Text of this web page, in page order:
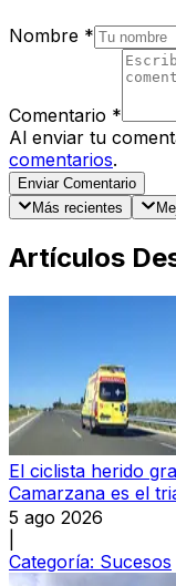
Nombre *
Comentario *
Al enviar tu
comentarios.
Enviar Comentario
Más recientes
Artículos
El ciclista herido
Camarzana es el
5 ago 2026
Categoría: Sucesos